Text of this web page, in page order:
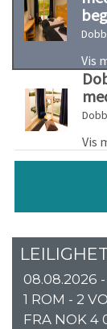
Vis
Vis
08.08.2026
1 ROM - 2
FRA NOK 4